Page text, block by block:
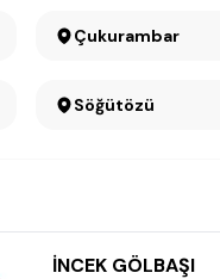
Çukurambar
Söğütözü
İNCEK GÖLBAŞI